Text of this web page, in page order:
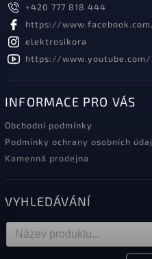
+420 777 818 444
https://
elektrosikora
https://www.youtube.com/
INFORMACE PRO VÁS
Obchodní podmínky
Podmínky ochrany osobních
Kamenná prodejna
VYHLEDÁVÁNÍ